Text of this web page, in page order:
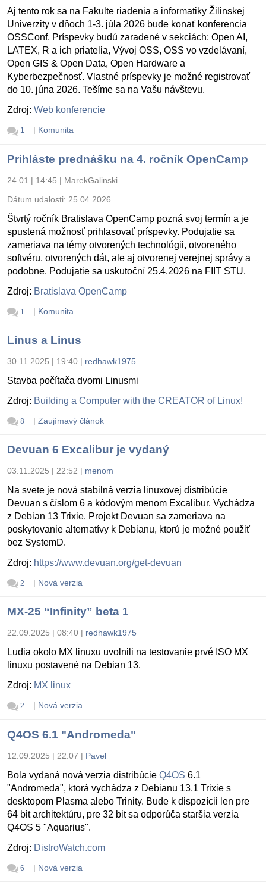
Aj tento rok sa na Fakulte riadenia a informatiky Žilinskej
Univerzity v dňoch 1-3. júla 2026 bude konať konferencia
OSSConf. Príspevky budú zaradené v sekciách: Open AI,
LATEX, R a ich priatelia, Vývoj OSS, OSS vo vzdelávaní,
Open GIS & Open Data, Open Hardware a
Kyberbezpečnosť. Vlastné príspevky je možné registrovať
do 10. júna 2026. Tešíme sa na Vašu návštevu.
Zdroj: Web konferencie
1 | Komunita
Prihláste prednášku na 4. ročník OpenCamp
24.01 | 14:45 | MarekGalinski
Dátum udalosti: 25.04.2026
Štvrtý ročník Bratislava OpenCamp pozná svoj termín a je
spustená možnosť prihlasovať príspevky. Podujatie sa
zameriava na témy otvorených technológii, otvoreného
softvéru, otvorených dát, ale aj otvorenej verejnej správy a
podobne. Podujatie sa uskutoční 25.4.2026 na FIIT STU.
Zdroj: Bratislava OpenCamp
1 | Komunita
Linus a Linus
30.11.2025 | 19:40 | redhawk1975
Stavba počítača dvomi Linusmi
Zdroj: Building a Computer with the CREATOR of Linux!
8 | Zaujímavý článok
Devuan 6 Excalibur je vydaný
03.11.2025 | 22:52 | menom
Na svete je nová stabilná verzia linuxovej distribúcie
Devuan s číslom 6 a kódovým menom Excalibur. Vychádza
z Debian 13 Trixie. Projekt Devuan sa zameriava na
poskytovanie alternatívy k Debianu, ktorú je možné použiť
bez SystemD.
Zdroj: https://www.devuan.org/get-devuan
2 | Nová verzia
MX-25 “Infinity” beta 1
22.09.2025 | 08:40 | redhawk1975
Ludia okolo MX linuxu uvolnili na testovanie prvé ISO MX
linuxu postavené na Debian 13.
Zdroj: MX linux
2 | Nová verzia
Q4OS 6.1 "Andromeda"
12.09.2025 | 22:07 | Pavel
Bola vydaná nová verzia distribúcie Q4OS 6.1
"Andromeda", ktorá vychádza z Debianu 13.1 Trixie s
desktopom Plasma alebo Trinity. Bude k dispozícii len pre
64 bit architektúru, pre 32 bit sa odporúča staršia verzia
Q4OS 5 "Aquarius".
Zdroj: DistroWatch.com
6 | Nová verzia